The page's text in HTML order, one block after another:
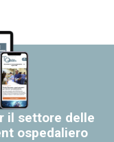
il settore delle
ospedaliero